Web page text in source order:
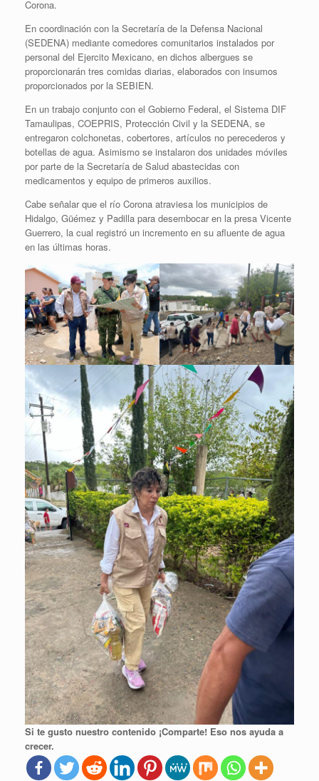
Corona.
En coordinación con la Secretaría de la Defensa Nacional
(SEDENA) mediante comedores comunitarios instalados por
personal del Ejercito Mexicano, en dichos albergues se
proporcionarán tres comidas diarias, elaborados con insumos
proporcionados por la SEBIEN.
En un trabajo conjunto con el Gobierno Federal, el Sistema DIF
Tamaulipas, COEPRIS, Protección Civil y la SEDENA, se
entregaron colchonetas, cobertores, artículos no perecederos y
botellas de agua. Asimismo se instalaron dos unidades móviles
por parte de la Secretaría de Salud abastecidas con
medicamentos y equipo de primeros auxilios.
Cabe señalar que el río Corona atraviesa los municipios de
Hidalgo, Güémez y Padilla para desembocar en la presa Vicente
Guerrero, la cual registró un incremento en su afluente de agua
en las últimas horas.
Si te gusto nuestro contenido ¡Comparte! Eso nos ayuda a
crecer.